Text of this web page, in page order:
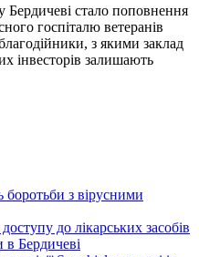
стало поповнення
госпіталю ветеранів
з якими заклад
інвесторів залишають
боротьби з вірусними
до лікарських засобів
в Бердичеві